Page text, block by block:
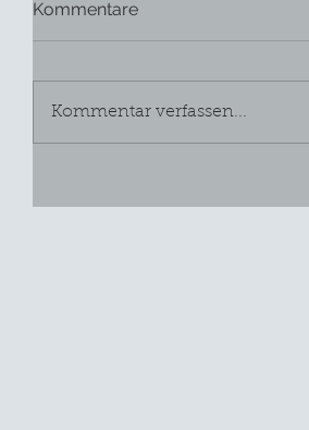
Kommentare
Kommentar verfassen...